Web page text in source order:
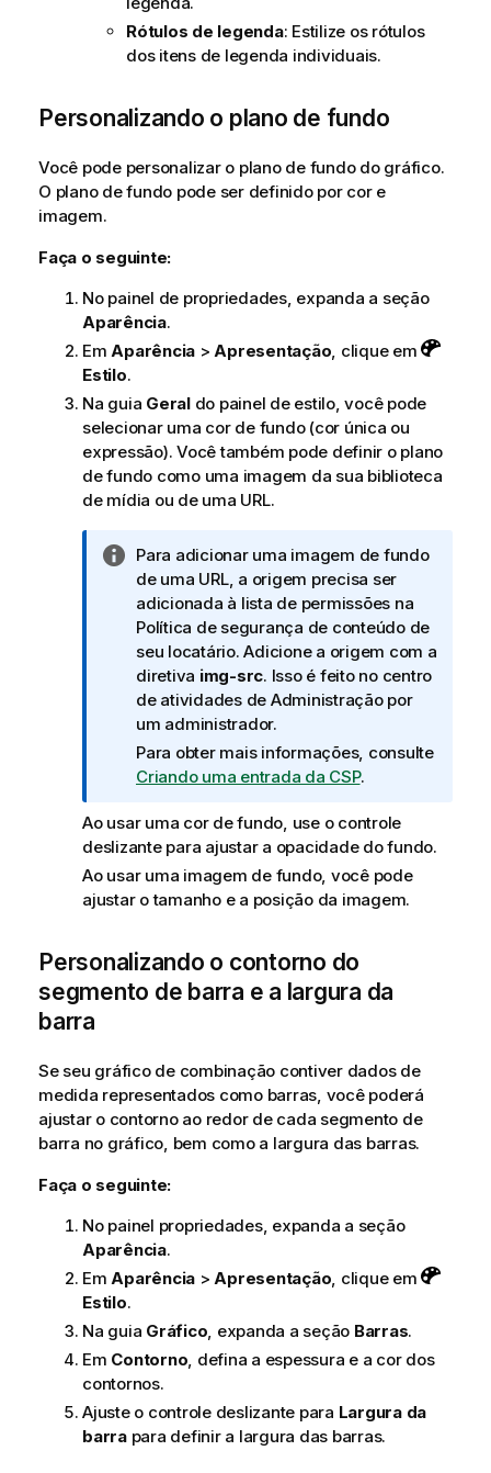
Rótulos de legenda: Estilize os rótulos
dos itens de legenda individuais.
Personalizando o plano de fundo
Você pode personalizar o plano de fundo do gráfico.
O plano de fundo pode ser definido por cor e
imagem.
Faça o seguinte:
No painel de propriedades, expanda a seção
Aparência.
Em Aparência > Apresentação , clique em
Estilo.
Na guia Geraldo painel de estilo, você pode
selecionar uma cor de fundo (cor única ou
expressão). Você também pode definir o plano
de fundo como uma imagem da sua biblioteca
de mídia ou de uma URL.
N
o
t
a
i
n
f
o
r
m
t
i
v
a
Para adicionar uma imagem de fundo
de uma URL, a origem precisa ser
adicionada à lista de permissões na
Política de segurança de conteúdo de
seu locatário. Adicione a origem com a
diretiva img-src. Isso é feito no centro
de atividades de Administraçãopor
um administrador.
Para obter mais informações, consulte
Criando uma entrada da CSP.
Ao usar uma cor de fundo, use o controle
deslizante para ajustar a opacidade do fundo.
Ao usar uma imagem de fundo, você pode
ajustar o tamanho e a posição da imagem.
Personalizando o contorno do
segmento de barra e a largura da
barra
Se seu gráfico de combinação contiver dados de
medida representados como barras, você poderá
ajustar o contorno ao redor de cada segmento de
barra no gráfico, bem como a largura das barras.
Faça o seguinte:
No painel propriedades, expanda a seção
Aparência.
Em Aparência > Apresentação , clique em
Estilo.
Na guia Gráfico , expanda a seção Barras.
Em Contorno , defina a espessura e a cor dos
contornos.
Ajuste o controle deslizante para Largura da
barrapara definir a largura das barras.